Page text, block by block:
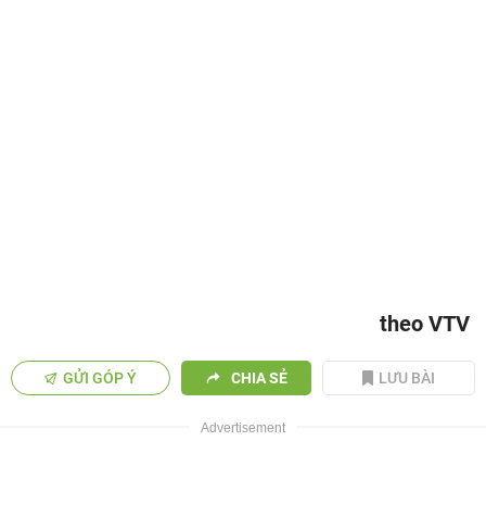
theo VTV
GỬI GÓP Ý CHIA SẺ LƯU BÀI